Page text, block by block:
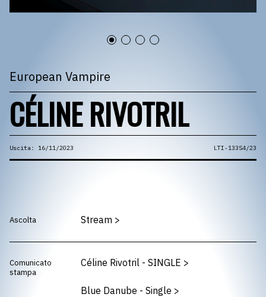
European Vampire
CÉLINE RIVOTRIL
Uscita: 16/11/2023 LTI-133S4/23
Ascolta Stream >
Comunicato
stampa
Céline Rivotril - SINGLE >
Blue Danube - Single >